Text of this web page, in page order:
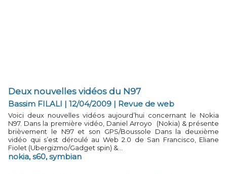
Deux nouvelles vidéos du N97
Bassim FILALI | 12/04/2009 | Revue de web
Voici deux nouvelles vidéos aujourd’hui concernant le Nokia
N97. Dans la première vidéo, Daniel Arroyo (Nokia) & présente
brièvement le N97 et son GPS/Boussole Dans la deuxième
vidéo qui s’est déroulé au Web 2.0 de San Francisco, Eliane
Fiolet (Ubergizmo/Gadget spin) &...
nokia,s60,symbian